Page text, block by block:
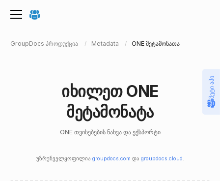
GroupDocs პროდუქცია Metadata ONE მეტამონათა
იხილეთ ONE
მეტამონატა
ONE თვისებების ნახვა და ექსპორტი
უზრუნველყოფილია groupdocs.com და groupdocs.cloud .
მეტი აპი